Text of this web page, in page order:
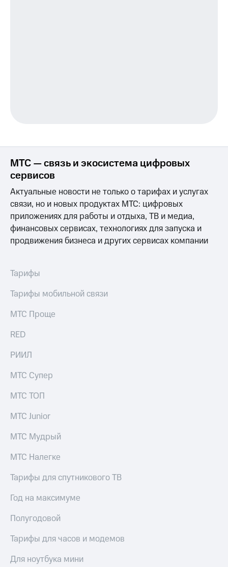
МТС — связь и экосистема цифровых
сервисов
Актуальные новости не только о тарифах и услугах
связи, но и новых продуктах МТС: цифровых
приложениях для работы и отдыха, ТВ и медиа,
финансовых сервисах, технологиях для запуска и
продвижения бизнеса и других сервисах компании
Тарифы
Тарифы мобильной связи
МТС Проще
RED
РИИЛ
МТС Супер
МТС ТОП
МТС Junior
МТС Мудрый
МТС Налегке
Тарифы для спутникового ТВ
Год на максимуме
Полугодовой
Тарифы для часов и модемов
Для ноутбука мини